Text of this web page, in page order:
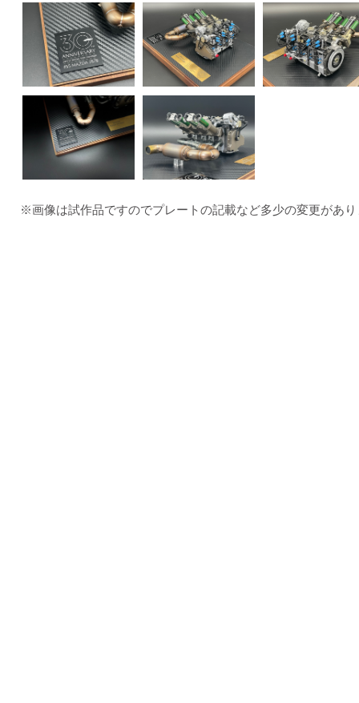
※画像は試作品ですのでプレートの記載など多少の変更があり